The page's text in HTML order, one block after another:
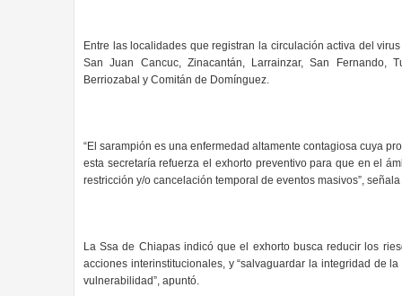
Entre las localidades que registran la circulación activa del
San Juan Cancuc, Zinacantán, Larrainzar, San Fernando,
Berriozabal y Comitán de Domínguez.
“El sarampión es una enfermedad altamente contagiosa cuya
esta secretaría refuerza el exhorto preventivo para que en el
restricción y/o cancelación temporal de eventos masivos”,
La Ssa de Chiapas indicó que el exhorto busca reducir los
acciones interinstitucionales, y “salvaguardar la integridad de
vulnerabilidad”, apuntó.